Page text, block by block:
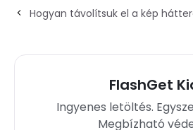
Hogyan távolítsuk el a kép
FlashGet
Ingyenes letöltés.
Megbízható